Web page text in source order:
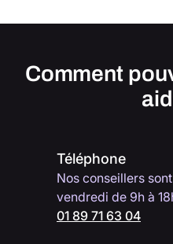
Comment
Téléphone
Nos conseillers
vendredi de 9h à
01 89 71 63 04